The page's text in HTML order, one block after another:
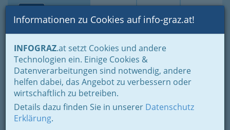
Suche Login Toggle
Informationen zu Cookies auf info-graz.at!
INFOGRAZ.at setzt Cookies und andere
Technologien ein. Einige Cookies &
Datenverarbeitungen sind notwendig, andere
helfen dabei, das Angebot zu verbessern oder
wirtschaftlich zu betreiben.
Details dazu finden Sie in unserer Datenschutz
Erklärung.
Home Branchen
Gewerbe, Handwerk, Banken
Gewerbe & Handwerk, Gliederung der WKO
Fleischer
Fleischer & Selcher
Abdullah Akdag
Keplerstraße 116, 8020 Graz
+43 316 720 974
+43 316 682 312